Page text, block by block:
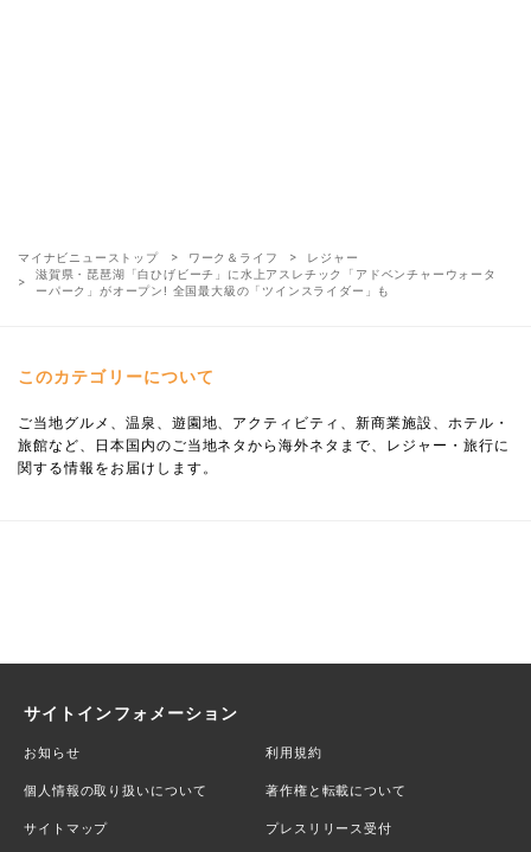
マイナビニューストップ ワーク＆ライフ
レジャー
滋賀県・琵琶湖「白ひげビーチ」に水上アスレチック「アドベンチャーウォータ
ーパーク」がオープン! 全国最大級の「ツインスライダー」も
このカテゴリーについて
ご当地グルメ、温泉、遊園地、アクティビティ、新商業施設、ホテル・
旅館など、日本国内のご当地ネタから海外ネタまで、レジャー・旅行に
関する情報をお届けします。
サイトインフォメーション
お知らせ 利用規約
個人情報の取り扱いについて 著作権と転載について
サイトマップ プレスリリース受付